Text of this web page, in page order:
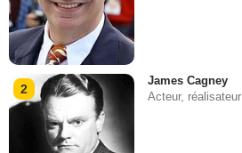
2
James Cagney
Acteur, réalisateur